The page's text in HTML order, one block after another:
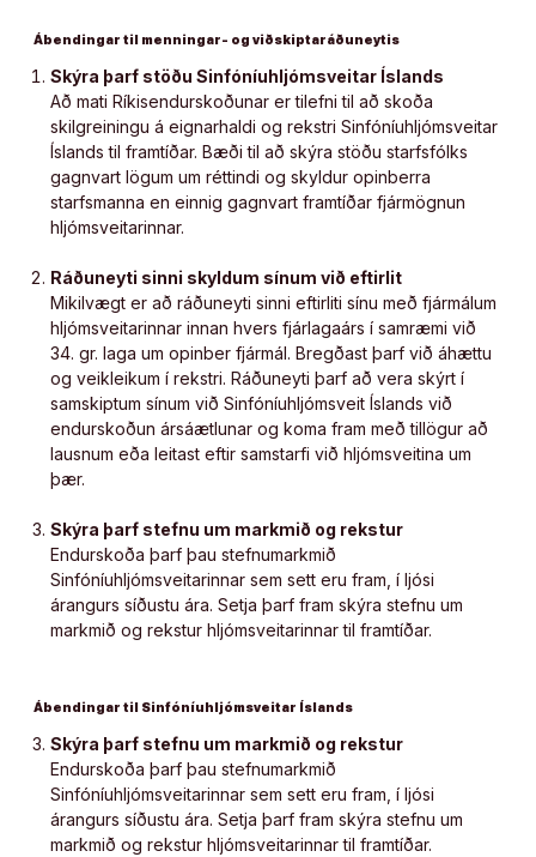
Ábendingar til menningar- og viðskiptaráðuneytis
Skýra þarf stöðu Sinfóníuhljómsveitar Íslands
Að mati Ríkisendurskoðunar er tilefni til að skoða
skilgreiningu á eignarhaldi og rekstri Sinfóníuhljómsveitar
Íslands til framtíðar. Bæði til að skýra stöðu starfsfólks
gagnvart lögum um réttindi og skyldur opinberra
starfsmanna en einnig gagnvart framtíðar fjármögnun
hljómsveitarinnar.
Ráðuneyti sinni skyldum sínum við eftirlit
Mikilvægt er að ráðuneyti sinni eftirliti sínu með fjármálum
hljómsveitarinnar innan hvers fjárlagaárs í samræmi við
34. gr. laga um opinber fjármál. Bregðast þarf við áhættu
og veikleikum í rekstri. Ráðuneyti þarf að vera skýrt í
samskiptum sínum við Sinfóníuhljómsveit Íslands við
endurskoðun ársáætlunar og koma fram með tillögur að
lausnum eða leitast eftir samstarfi við hljómsveitina um
þær.
Skýra þarf stefnu um markmið og rekstur
Endurskoða þarf þau stefnumarkmið
Sinfóníuhljómsveitarinnar sem sett eru fram, í ljósi
árangurs síðustu ára. Setja þarf fram skýra stefnu um
markmið og rekstur hljómsveitarinnar til framtíðar.
Ábendingar til Sinfóníuhljómsveitar Íslands
Skýra þarf stefnu um markmið og rekstur
Endurskoða þarf þau stefnumarkmið
Sinfóníuhljómsveitarinnar sem sett eru fram, í ljósi
árangurs síðustu ára. Setja þarf fram skýra stefnu um
markmið og rekstur hljómsveitarinnar til framtíðar.